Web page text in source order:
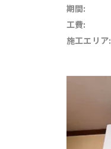
期間:
工費:
施工エリア: